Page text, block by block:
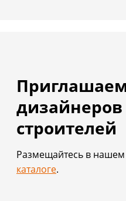
дизайнеров
строителей
Размещайтесь в нашем
каталоге.